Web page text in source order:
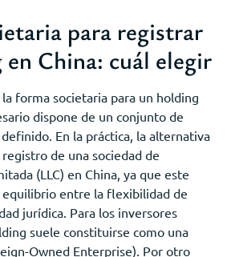
para registrar
China: cuál elegir
forma societaria para un holding
dispone de un conjunto de
En la práctica, la alternativa
de una sociedad de
(LLC) en China, ya que este
entre la flexibilidad de
jurídica. Para los inversores
suele constituirse como una
Owned Enterprise). Por otro